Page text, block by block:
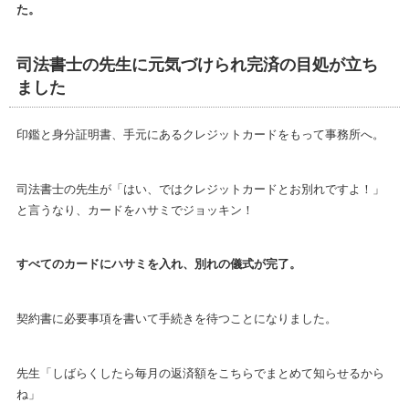
た。
司法書士の先生に元気づけられ完済の目処が立ち
ました
印鑑と身分証明書、手元にあるクレジットカードをもって事務所へ。
司法書士の先生が「はい、ではクレジットカードとお別れですよ！」
と言うなり、カードをハサミでジョッキン！
すべてのカードにハサミを入れ、別れの儀式が完了。
契約書に必要事項を書いて手続きを待つことになりました。
先生「しばらくしたら毎月の返済額をこちらでまとめて知らせるから
ね」